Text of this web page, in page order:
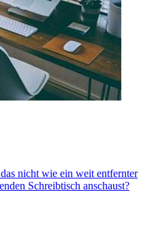
nicht wie ein weit entfernter
Schreibtisch anschaust?